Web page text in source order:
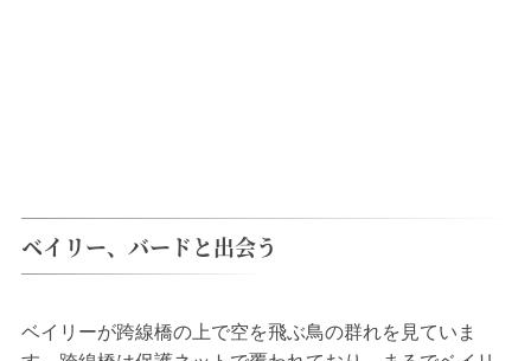
ベイリー、バードと出会う
ベイリーが跨線橋の上で空を飛ぶ鳥の群れを見ていま